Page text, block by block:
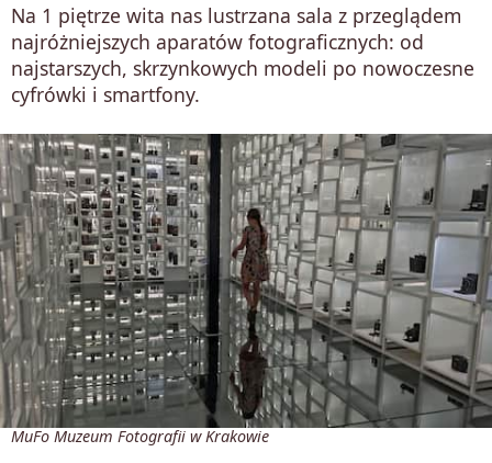
Na 1 piętrze wita nas lustrzana sala z przeglądem
najróżniejszych aparatów fotograficznych: od
najstarszych, skrzynkowych modeli po nowoczesne
cyfrówki i smartfony.
MuFo Muzeum Fotografii w Krakowie